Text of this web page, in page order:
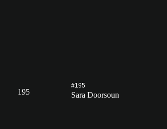
195
#195
Sara Doorsoun